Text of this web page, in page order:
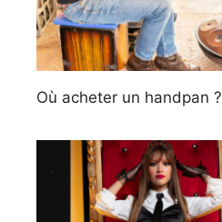
Où acheter un handpan ?